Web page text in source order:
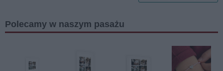
Polecamy w naszym pasażu